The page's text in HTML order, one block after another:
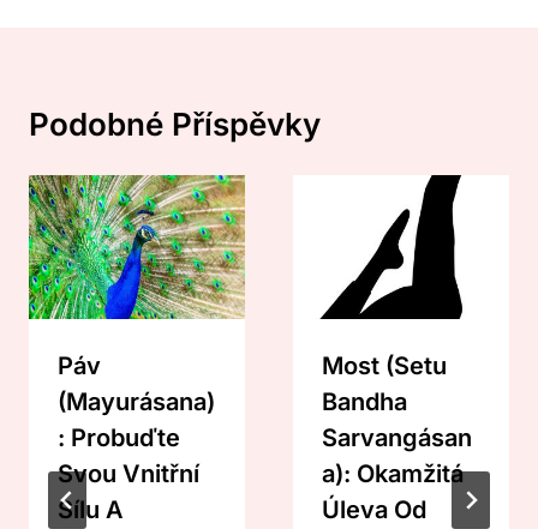
Podobné Příspěvky
Páv
(Mayurásana)
: Probuďte
Svou Vnitřní
Sílu A
Most (Setu
Bandha
Sarvangásan
A): Okamžitá
Úleva Od